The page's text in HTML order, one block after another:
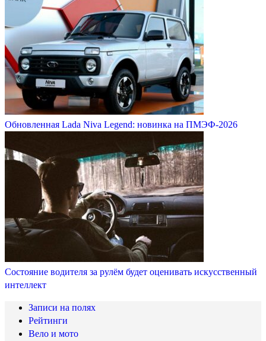
Обновленная Lada Niva Legend: новинка на ПМЭФ-2026
Состояние водителя за рулём будет оценивать искусственный
интеллект
Записи на полях
Рейтинги
Вело и мото